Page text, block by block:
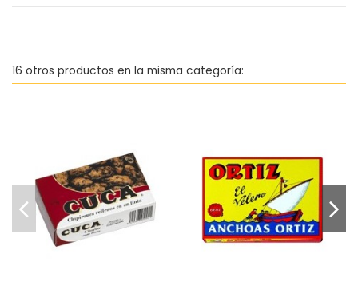
16 otros productos en la misma categoría:
2,81 €
Añadir al
carrito
0,00 €
Añadir al
carrito